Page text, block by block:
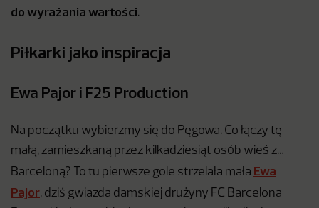
do wyrażania wartości.
Piłkarki jako inspiracja
Ewa Pajor i F25 Production
Na początku wybierzmy się do Pęgowa. Co łączy tę
małą, zamieszkaną przez kilkadziesiąt osób wieś z…
Barceloną? To tu pierwsze gole strzelała mała Ewa
Pajor, dziś gwiazda damskiej drużyny FC Barcelona